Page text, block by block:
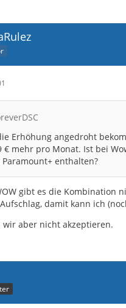
Erhöhung angedroht
€ mehr pro Monat. Ist bei
enthalten?
gibt es die Kombination
damit kann ich
aber nicht akzeptieren.